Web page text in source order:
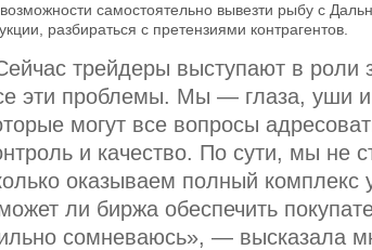
самостоятельно вывезти рыбу с
разбираться с претензиями контрагентов.
трейдеры выступают в роли
эти проблемы. Мы — глаза, уши и
могут все вопросы
и качество. По сути, мы не
оказываем полный комплекс
ли биржа обеспечить
сомневаюсь», — высказала